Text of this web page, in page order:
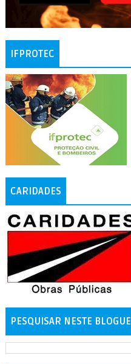
IFPROTEC
CARIDADES
PESQUISAR NESTE BLOGUE